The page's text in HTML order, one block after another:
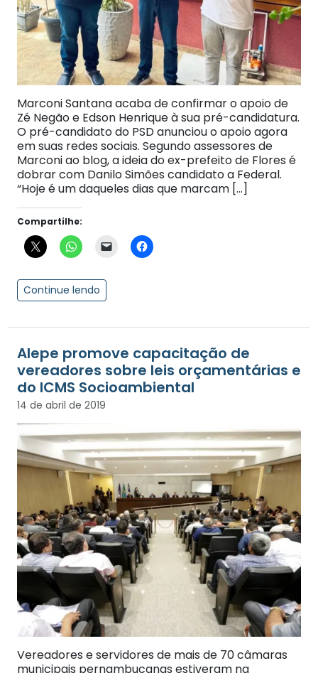
Marconi Santana acaba de confirmar o apoio de
Zé Negão e Edson Henrique à sua pré-candidatura.
O pré-candidato do PSD anunciou o apoio agora
em suas redes sociais. Segundo assessores de
Marconi ao blog, a ideia do ex-prefeito de Flores é
dobrar com Danilo Simões candidato a Federal.
“Hoje é um daqueles dias que marcam […]
Compartilhe:
Continue lendo
Alepe promove capacitação de
vereadores sobre leis orçamentárias e
do ICMS Socioambiental
14 de abril de 2019
Vereadores e servidores de mais de 70 câmaras
municipais pernambucanas estiveram na